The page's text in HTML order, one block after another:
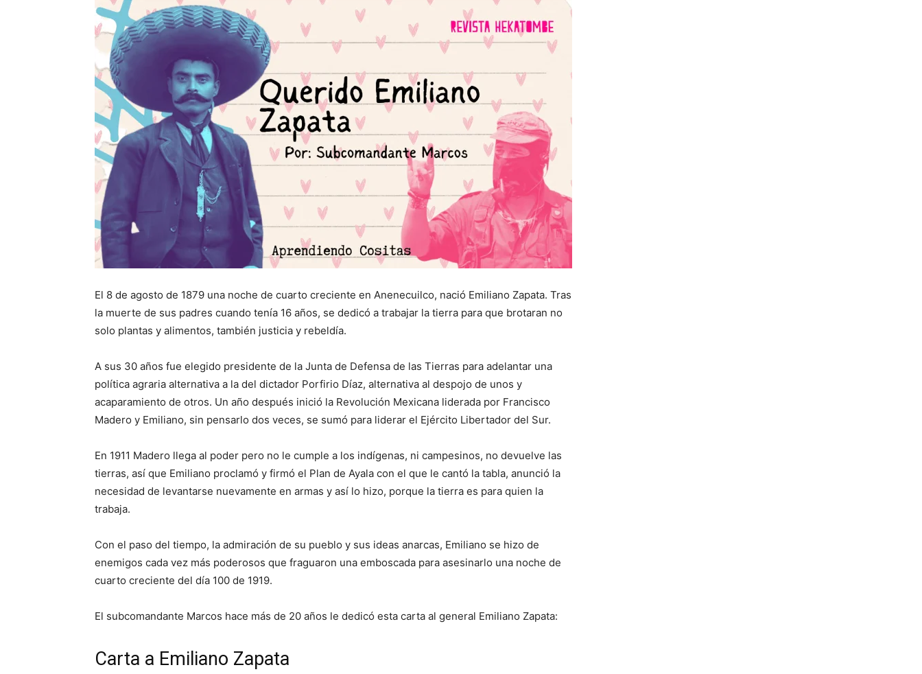
El 8 de agosto de 1879 una noche de cuarto creciente en Anenecuilco, nació Emiliano Zapata. Tras
la muerte de sus padres cuando tenía 16 años, se dedicó a trabajar la tierra para que brotaran no
solo plantas y alimentos, también justicia y rebeldía.
A sus 30 años fue elegido presidente de la Junta de Defensa de las Tierras para adelantar una
política agraria alternativa a la del dictador Porfirio Díaz, alternativa al despojo de unos y
acaparamiento de otros. Un año después inició la Revolución Mexicana liderada por Francisco
Madero y Emiliano, sin pensarlo dos veces, se sumó para liderar el Ejército Libertador del Sur.
En 1911 Madero llega al poder pero no le cumple a los indígenas, ni campesinos, no devuelve las
tierras, así que Emiliano proclamó y firmó el Plan de Ayala con el que le cantó la tabla, anunció la
necesidad de levantarse nuevamente en armas y así lo hizo, porque la tierra es para quien la
trabaja.
Con el paso del tiempo, la admiración de su pueblo y sus ideas anarcas, Emiliano se hizo de
enemigos cada vez más poderosos que fraguaron una emboscada para asesinarlo una noche de
cuarto creciente del día 100 de 1919.
El subcomandante Marcos hace más de 20 años le dedicó esta carta al general Emiliano Zapata:
Carta a Emiliano Zapata